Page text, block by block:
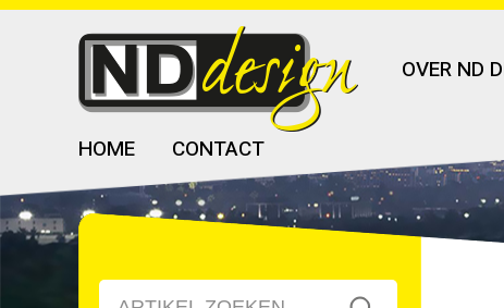
OVER ND
HOME CONTACT